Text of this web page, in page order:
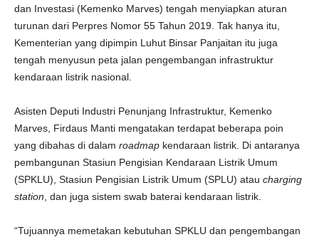
dan Investasi (Kemenko Marves) tengah menyiapkan aturan
turunan dari Perpres Nomor 55 Tahun 2019. Tak hanya itu,
Kementerian yang dipimpin Luhut Binsar Panjaitan itu juga
tengah menyusun peta jalan pengembangan infrastruktur
kendaraan listrik nasional.
Asisten Deputi Industri Penunjang Infrastruktur, Kemenko
Marves, Firdaus Manti mengatakan terdapat beberapa poin
yang dibahas di dalam roadmap kendaraan listrik. Di antaranya
pembangunan Stasiun Pengisian Kendaraan Listrik Umum
(SPKLU), Stasiun Pengisian Listrik Umum (SPLU) atau charging
station , dan juga sistem swab baterai kendaraan listrik.
“Tujuannya memetakan kebutuhan SPKLU dan pengembangan